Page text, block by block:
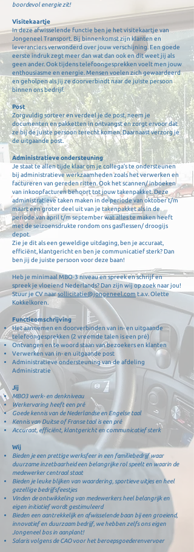
boordevol energie zit!
Visitekaartje
In deze afwisselende functie ben je het visitekaartje van
Jongeneel Transport. Bij binnenkomst zijn klanten en
leveranciers verwonderd over jouw verschijning. Een goede
eerste indruk zegt meer dan wat dan ook en dit weet jij als
geen ander. Ook tijdens telefoongesprekken voelt men jouw
enthousiasme en energie. Mensen voelen zich gewaardeerd
en geholpen als jij ze doorverbindt naar de juiste persoon
binnen ons bedrijf.
Post
Zorgvuldig sorteer en verdeel je de post, neem je
documenten en pakketten in ontvangst en zorgt ervoor dat
ze bij de juiste persoon terecht komen. Daarnaast verzorg je
de uitgaande post.
Administratieve ondersteuning
Je staat te allen tijde klaar om je collega’s te ondersteunen
bij administratieve werkzaamheden zoals het verwerken en
factureren van gereden ritten. Ook het scannen/ inboeken
van inkoopfacturen behoort tot jouw takenpakket. Deze
administratieve taken maken in de periode van oktober t/m
maart een groter deel uit van je takenpakket als in de
periode van april t/m september wat alles te maken heeft
met de seizoensdrukte rondom ons gasflessen/ droogijs
depot.
Zie je dit als een geweldige uitdaging, ben je accuraat,
efficiënt, klantgericht en ben je communicatief sterk? Dan
ben jij de juiste persoon voor deze baan!
Heb je minimaal MBO-3 niveau en spreek en schrijf en
spreek je vloeiend Nederlands? Dan zijn wij op zoek naar jou!
Stuur je CV naarsollicitatie@jongeneel.com t.a.v. Olette
Kokkelkoren.
Functieomschrijving
Het aannemen en doorverbinden van in- en uitgaande
telefoongesprekken (2 vreemde talen is een pré)
Ontvangen en te woord staan van bezoekers en klanten
Verwerken van in- en uitgaande post
Administratieve ondersteuning van de afdeling
Administratie
Jij
MBO3 werk- en denkniveau
Werkervaring heeft een pré
Goede kennis van de Nederlandse en Engelse taal
Kennis van Duitse of Franse taal is een pré
Accuraat, efficiënt, klantgericht en communicatief sterk
Wij
Bieden je een prettige werksfeer in een familiebedrijf waar
duurzame inzetbaarheid een belangrijke rol speelt en waarin de
medewerker centraal staat
Bieden je leuke blijken van waardering, sportieve uitjes en heel
gezellige bedrijfsfeestjes
Vinden de ontwikkeling van medewerkers heel belangrijk en
eigen initiatief wordt gestimuleerd
Bieden een aantrekkelijk en afwisselende baan bij een groeiend,
innovatief en duurzaam bedrijf, we hebben zelfs ons eigen
Jongeneel bos in aanplant!
Salaris volgens de CAO voor het beroepsgoederenvervoer